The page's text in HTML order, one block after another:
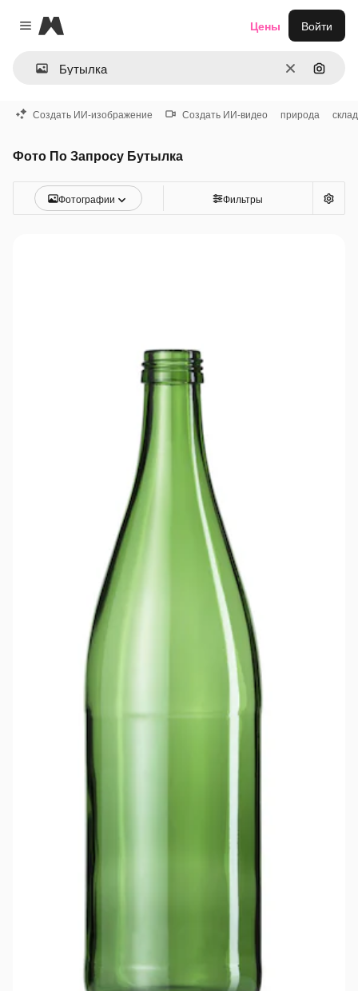
Close menu
Magnific
ОчиститьПоиск
Цены Войти
Создать ИИ-изображение Создать ИИ-видео природа склад
Фото По Запросу Бутылка
Фотографии Фильтры